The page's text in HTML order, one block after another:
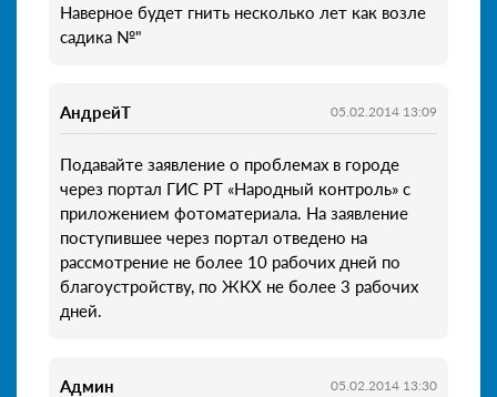
Наверное будет гнить несколько лет как возле
садика №"
АндрейТ 05.02.2014 13:09
Подавайте заявление о проблемах в городе
через портал ГИС РТ «Народный контроль» с
приложением фотоматериала. На заявление
поступившее через портал отведено на
рассмотрение не более 10 рабочих дней по
благоустройству, по ЖКХ не более 3 рабочих
дней.
Админ 05.02.2014 13:30